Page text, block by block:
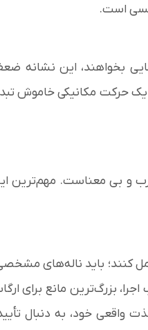
است.
بخواهند، این نشانه
حرکت مکانیکی خاموش
و بی معناست. مهم‌ترین
کنند؛ باید ناله‌های
بزرگ‌ترین مانع برای
واقعی خود، به دنبال